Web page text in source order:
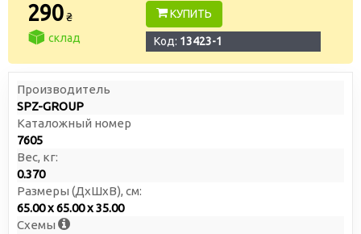
290₴
склад
КУПИТЬ
Код: 13423-1
Производитель
SPZ-GROUP
Каталожный номер
7605
Вес, кг:
0.370
Размеры (ДxШxВ), см:
65.00 x 65.00 x 35.00
Схемы